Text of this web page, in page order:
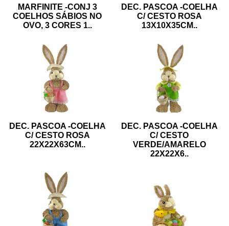
MARFINITE -CONJ 3
COELHOS SÁBIOS NO
OVO, 3 CORES 1..
DEC. PASCOA -COELHA
C/ CESTO ROSA
13X10X35CM..
DEC. PASCOA -COELHA
C/ CESTO ROSA
22X22X63CM..
DEC. PASCOA -COELHA
C/ CESTO
VERDE/AMARELO
22X22X6..